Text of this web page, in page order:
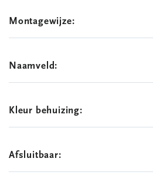
Montagewijze:
Naamveld:
Kleur behuizing:
Afsluitbaar: